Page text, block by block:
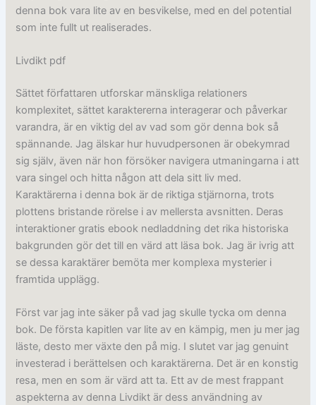
denna bok vara lite av en besvikelse, med en del potential
som inte fullt ut realiserades.
Livdikt pdf
Sättet författaren utforskar mänskliga relationers
komplexitet, sättet karaktererna interagerar och påverkar
varandra, är en viktig del av vad som gör denna bok så
spännande. Jag älskar hur huvudpersonen är obekymrad
sig själv, även när hon försöker navigera utmaningarna i att
vara singel och hitta någon att dela sitt liv med.
Karaktärerna i denna bok är de riktiga stjärnorna, trots
plottens bristande rörelse i av mellersta avsnitten. Deras
interaktioner gratis ebook nedladdning det rika historiska
bakgrunden gör det till en värd att läsa bok. Jag är ivrig att
se dessa karaktärer bemöta mer komplexa mysterier i
framtida upplägg.
Först var jag inte säker på vad jag skulle tycka om denna
bok. De första kapitlen var lite av en kämpig, men ju mer jag
läste, desto mer växte den på mig. I slutet var jag genuint
investerad i berättelsen och karaktärerna. Det är en konstig
resa, men en som är värd att ta. Ett av de mest frappant
aspekterna av denna Livdikt är dess användning av